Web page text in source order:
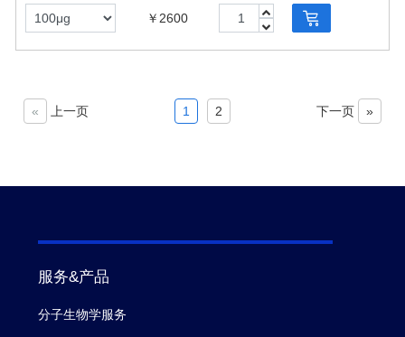
￥2600
« 上一页 1 2 下一页 »
服务&产品
分子生物学服务